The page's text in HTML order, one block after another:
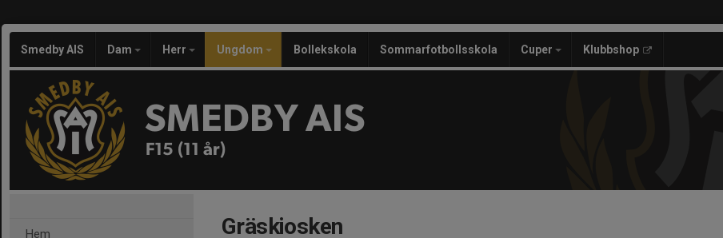
Smedby AIS Dam Herr Ungdom Bollekskola Sommarfotbollsskola Cuper Klubbshop
SMEDBY AIS
F15 (11 år)
Hem Gräskiosken